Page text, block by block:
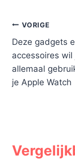
Bericht
navigatie
VORIGE
Deze gadgets
accessoires wil
allemaal
je Apple Watch